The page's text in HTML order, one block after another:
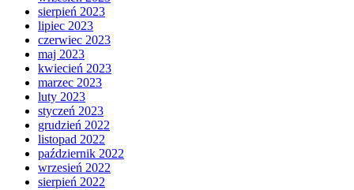
sierpień 2023
lipiec 2023
czerwiec 2023
maj 2023
kwiecień 2023
marzec 2023
luty 2023
styczeń 2023
grudzień 2022
listopad 2022
październik 2022
wrzesień 2022
sierpień 2022